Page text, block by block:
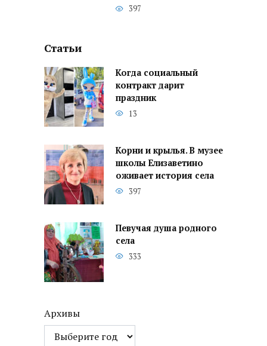
397
Статьи
Когда социальный
контракт дарит
праздник
13
Корни и крылья. В музее
школы Елизаветино
оживает история села
397
Певучая душа родного
села
333
Архивы